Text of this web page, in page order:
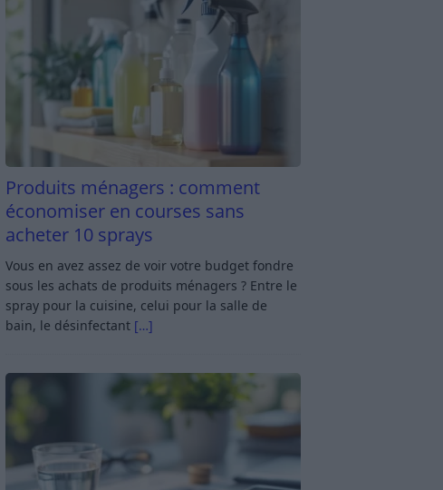
Produits ménagers : comment
économiser en courses sans
acheter 10 sprays
Vous en avez assez de voir votre budget fondre
sous les achats de produits ménagers ? Entre le
spray pour la cuisine, celui pour la salle de
bain, le désinfectant […]